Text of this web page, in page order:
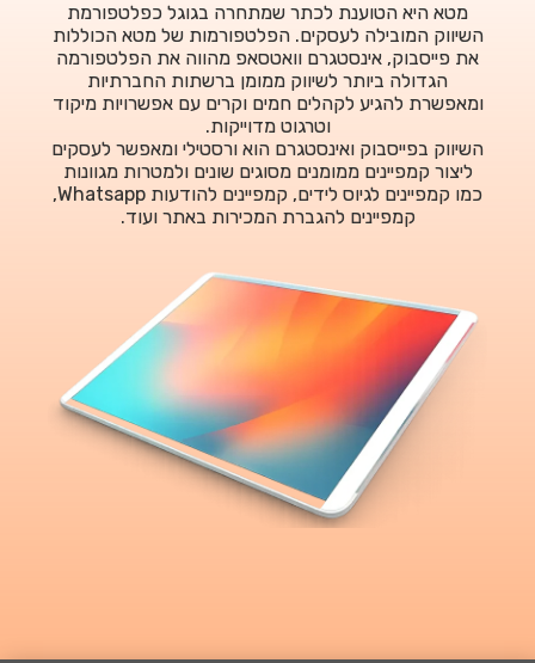
מטא היא הטוענת לכתר שמתחרה בגוגל כפלטפורמת
השיווק המובילה לעסקים. הפלטפורמות של מטא הכוללות
את פייסבוק, אינסטגרם וואטסאפ מהווה את הפלטפורמה
הגדולה ביותר לשיווק ממומן ברשתות החברתיות
ומאפשרת להגיע לקהלים חמים וקרים עם אפשרויות מיקוד
וטרגוט מדוייקות.
השיווק בפייסבוק ואינסטגרם הוא ורסטילי ומאפשר לעסקים
ליצור קמפיינים ממומנים מסוגים שונים ולמטרות מגוונות
כמו קמפיינים לגיוס לידים, קמפיינים להודעות Whatsapp,
קמפיינים להגברת המכירות באתר ועוד.